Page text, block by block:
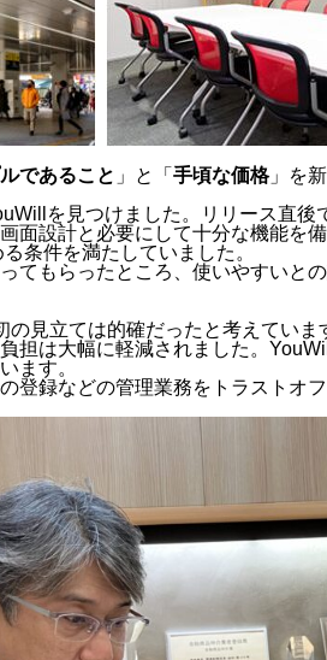
であること 」と「 手頃な価格」を
を見つけました。リリース直
面設計と必要にして十分な機能を
条件を満たしていました。
てもらったところ、使いやすいと
の見立ては的確だったと考えてい
担は大幅に軽減されました。
ます。
登録などの管理業務をトラストオ